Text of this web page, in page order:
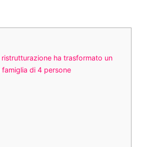
ha trasformato un
famiglia di 4 persone